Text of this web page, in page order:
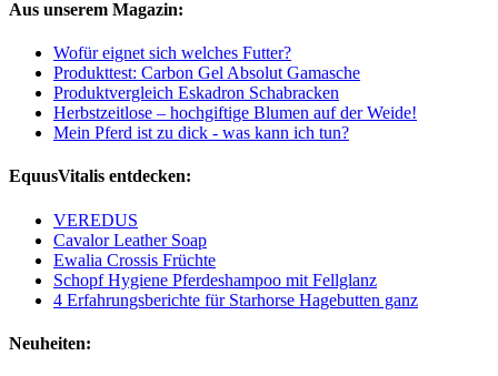
Aus unserem Magazin:
Wofür eignet sich welches Futter?
Produkttest: Carbon Gel Absolut Gamasche
Produktvergleich Eskadron Schabracken
Herbstzeitlose – hochgiftige Blumen auf der Weide!
Mein Pferd ist zu dick - was kann ich tun?
EquusVitalis entdecken:
VEREDUS
Cavalor Leather Soap
Ewalia Crossis Früchte
Schopf Hygiene Pferdeshampoo mit Fellglanz
4 Erfahrungsberichte für Starhorse Hagebutten ganz
Neuheiten: